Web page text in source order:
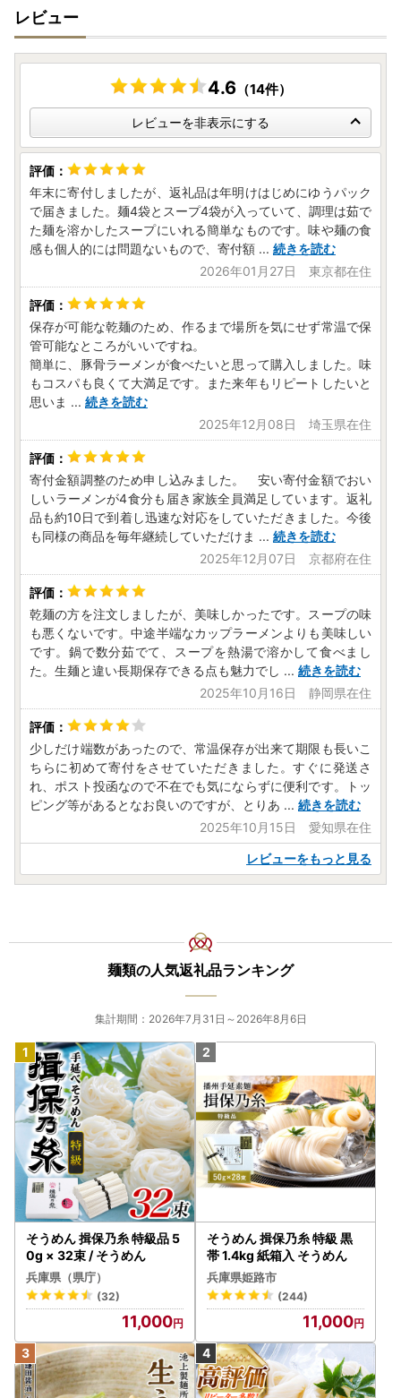
レビュー
4.6（14件）
レビューを非表示にする
年末に寄付しましたが、返礼品は年明けはじめにゆうパック
で届きました。麺4袋とスープ4袋が入っていて、調理は茹で
た麺を溶かしたスープにいれる簡単なものです。味や麺の食
感も個人的には問題ないもので、寄付額 ... 続きを読む
2026年01月27日 東京都在住
保存が可能な乾麺のため、作るまで場所を気にせず常温で保
管可能なところがいいですね。
簡単に、豚骨ラーメンが食べたいと思って購入しました。味
もコスパも良くて大満足です。また来年もリピートしたいと
思いま ... 続きを読む
2025年12月08日 埼玉県在住
寄付金額調整のため申し込みました。 安い寄付金額でおい
しいラーメンが4食分も届き家族全員満足しています。返礼
品も約10日で到着し迅速な対応をしていただきました。今後
も同様の商品を毎年継続していただけま ... 続きを読む
2025年12月07日 京都府在住
乾麺の方を注文しましたが、美味しかったです。スープの味
も悪くないです。中途半端なカップラーメンよりも美味しい
です。鍋で数分茹でて、スープを熱湯で溶かして食べまし
た。生麺と違い長期保存できる点も魅力でし ... 続きを読む
2025年10月16日 静岡県在住
少しだけ端数があったので、常温保存が出来て期限も長いこ
ちらに初めて寄付をさせていただきました。すぐに発送さ
れ、ポスト投函なので不在でも気にならずに便利です。トッ
ピング等があるとなお良いのですが、とりあ ... 続きを読む
2025年10月15日 愛知県在住
レビューをもっと見る
麺類の人気返礼品ランキング
集計期間：2026年7月31日～2026年8月6日
そうめん 揖保乃糸 特級品 5
0g × 32束 / そうめん
兵庫県（県庁）
(32)
11,000
そうめん 揖保乃糸 特級 黒
帯 1.4kg 紙箱入 そうめん
兵庫県姫路市
(244)
11,000